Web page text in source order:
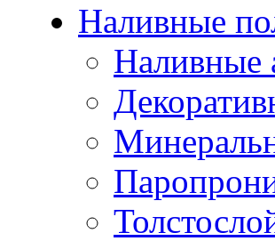
Наливные
Наливные